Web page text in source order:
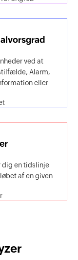
ved at
Alarm,
eller
dig en tidslinje
af en given